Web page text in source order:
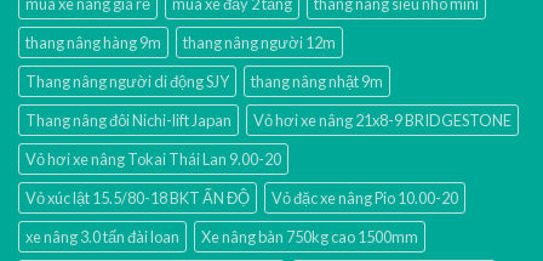
thang nâng hàng 9m
thang nâng người 12m
Thang nâng người di động SJY
thang nâng nhật 9m
Thang nâng đôi Nichi-lift Japan
Vỏ hơi xe nâng 21x8-9 BRIDGESTONE
Vỏ hơi xe nâng Tokai Thái Lan 9.00-20
Vỏ xúc lật 15.5/80-18 BKT ẤN ĐỘ
Vỏ đặc xe nâng Pio 10.00-20
xe nâng 3.0 tấn đài loan
Xe nâng bàn 750kg cao 1500mm